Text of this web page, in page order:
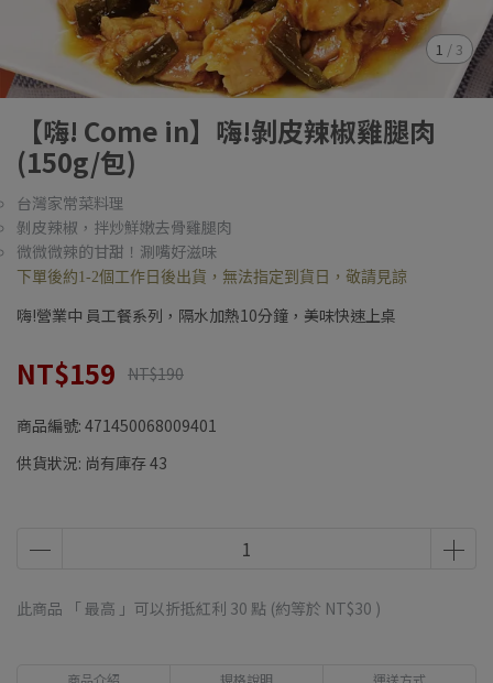
1 / 3
【嗨! Come in】嗨!剝皮辣椒雞腿肉
(150g/包)
台灣家常菜料理
剝皮辣椒，拌炒鮮嫩去骨雞腿肉
微微微辣的甘甜！涮嘴好滋味
下單後約1-2個工作日後出貨，無法指定到貨日，敬請見諒
嗨!營業中 員工餐系列，隔水加熱10分鐘，美味快速上桌
NT$159 NT$190
商品編號: 471450068009401
供貨狀況: 尚有庫存 43
此商品 「 最高 」可以折抵紅利 30 點 (約等於 NT$30 )
商品介紹 規格說明 運送方式